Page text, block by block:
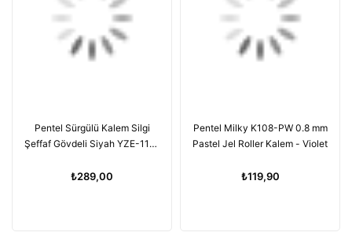
Pentel Sürgülü Kalem Silgi
Şeffaf Gövdeli Siyah YZE-11T-
₺289,00
Pentel Milky K108-PW 0.8 mm
Pastel Jel Roller Kalem - Violet
₺119,90